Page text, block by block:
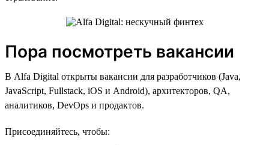
Пора посмотреть вакансии
В Alfa Digital открыты вакансии для разработчиков (Java,
JavaScript, Fullstack, iOS и Android), архитекторов, QA,
аналитиков, DevOps и продактов.
Присоединяйтесь, чтобы: